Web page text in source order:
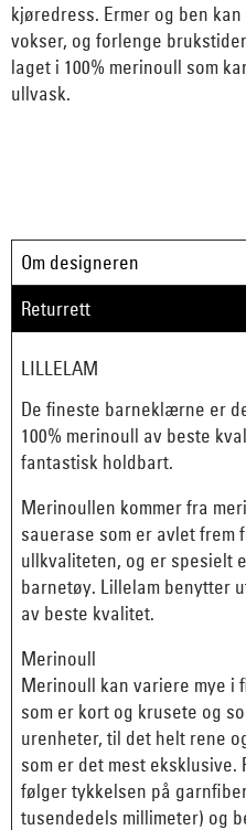
kjøredress. Ermer og ben
vokser, og forlenge
laget i 100% merinoull som
ullvask.
Om designeren
Returrett
LILLELAM
De fineste barneklærne er
100% merinoull av beste
fantastisk holdbart.
Merinoullen kommer fra
sauerase som er avlet frem
ullkvaliteten, og er spesielt
barnetøy. Lillelam benytter
av beste kvalitet.
Merinoull
Merinoull kan variere mye i
som er kort og krusete og
urenheter, til det helt rene
som er det mest
følger tykkelsen på
tusendedels millimeter) og